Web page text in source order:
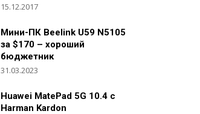
15.12.2017
Мини-ПК Beelink U59 N5105
за $170 – хороший
бюджетник
31.03.2023
Huawei MatePad 5G 10.4 с
Harman Kardon